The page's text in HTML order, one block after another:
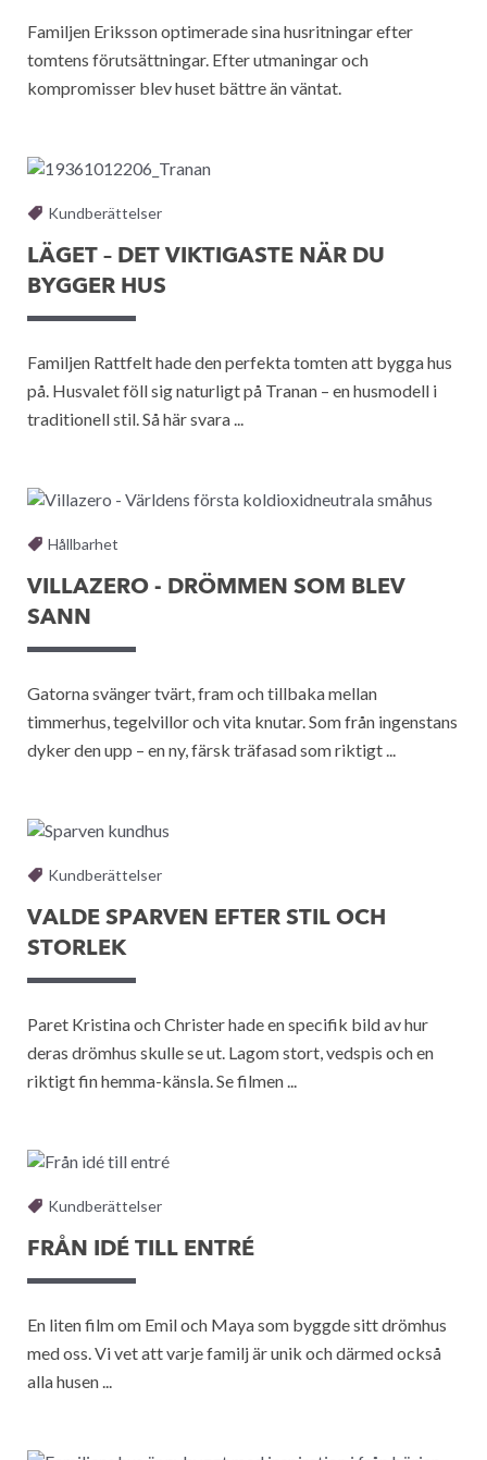
Familjen Eriksson optimerade sina husritningar efter
tomtens förutsättningar. Efter utmaningar och
kompromisser blev huset bättre än väntat.
Kundberättelser
LÄGET – DET VIKTIGASTE NÄR DU
BYGGER HUS
Familjen Rattfelt hade den perfekta tomten att bygga hus
på. Husvalet föll sig naturligt på Tranan – en husmodell i
traditionell stil. Så här svara ...
Hållbarhet
VILLAZERO - DRÖMMEN SOM BLEV
SANN
Gatorna svänger tvärt, fram och tillbaka mellan
timmerhus, tegelvillor och vita knutar. Som från ingenstans
dyker den upp – en ny, färsk träfasad som riktigt ...
Kundberättelser
VALDE SPARVEN EFTER STIL OCH
STORLEK
Paret Kristina och Christer hade en specifik bild av hur
deras drömhus skulle se ut. Lagom stort, vedspis och en
riktigt fin hemma-känsla. Se filmen ...
Kundberättelser
FRÅN IDÉ TILL ENTRÉ
En liten film om Emil och Maya som byggde sitt drömhus
med oss. Vi vet att varje familj är unik och därmed också
alla husen ...